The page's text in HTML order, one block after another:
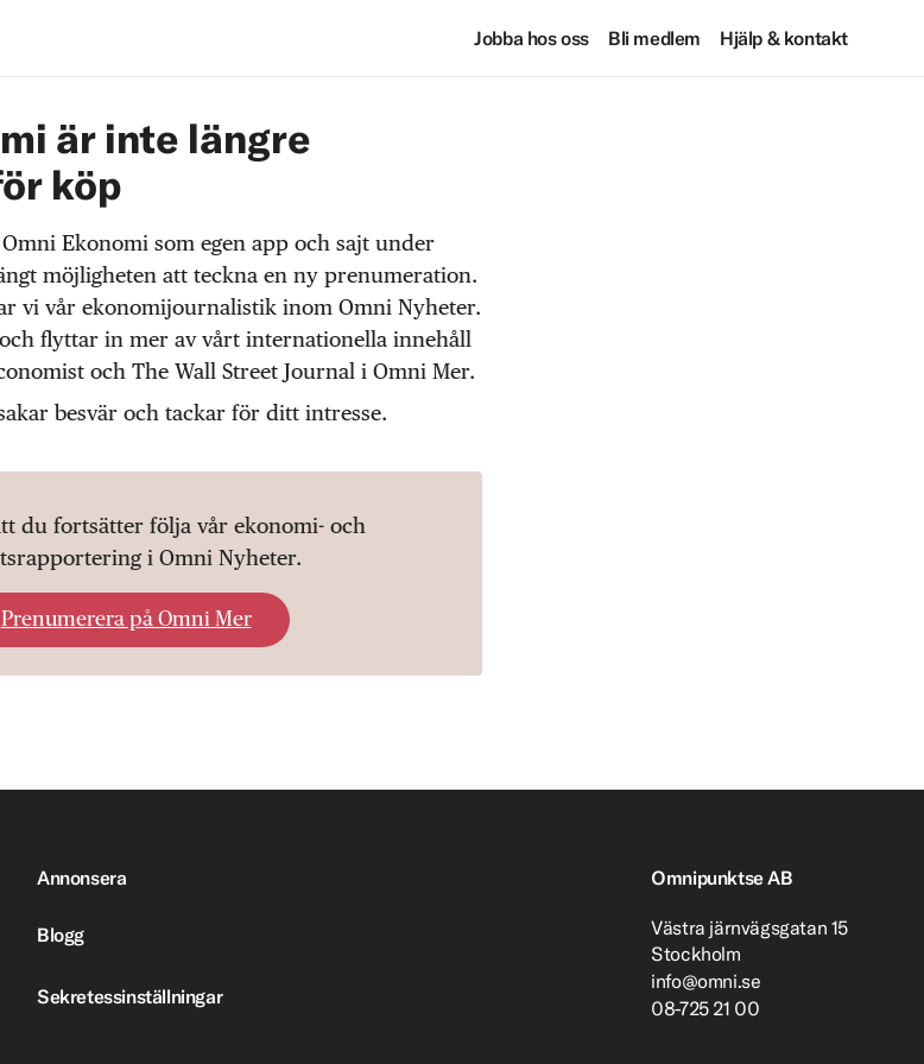
Jobba hos oss Bli medlem Hjälp & kontakt
är inte längre
köp
Ekonomi som egen app och sajt under
möjligheten att teckna en ny prenumeration.
vi vår ekonomijournalistik inom Omni Nyheter.
flyttar in mer av vårt internationella innehåll
och The Wall Street Journal i Omni Mer.
besvär och tackar för ditt intresse.
du fortsätter följa vår ekonomi- och
i Omni Nyheter.
Prenumerera på Omni Mer
Annonsera
Blogg
Sekretessinställningar
Omnipunktse AB
Västra järnvägsgatan 15
Stockholm
info@omni.se
08-725 21 00